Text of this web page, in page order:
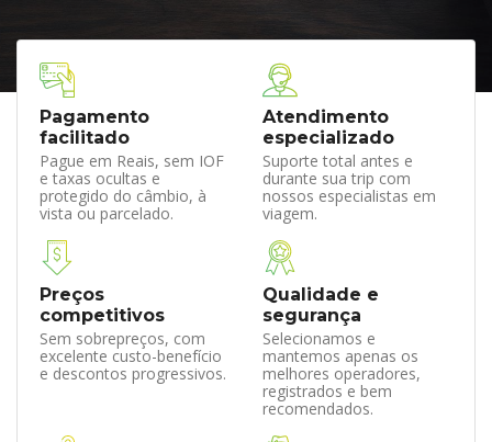
Pagamento
facilitado
Pague em Reais, sem IOF
e taxas ocultas e
protegido do câmbio, à
vista ou parcelado.
Atendimento
especializado
Suporte total antes e
durante sua trip com
nossos especialistas em
viagem.
Preços
competitivos
Sem sobrepreços, com
excelente custo-benefício
e descontos progressivos.
Qualidade e
segurança
Selecionamos e
mantemos apenas os
melhores operadores,
registrados e bem
recomendados.